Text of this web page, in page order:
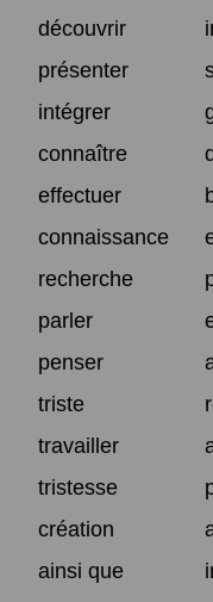
découvrir
présenter
intégrer
connaître
effectuer
connaissance
recherche
parler
penser
triste
travailler
tristesse
création
ainsi que